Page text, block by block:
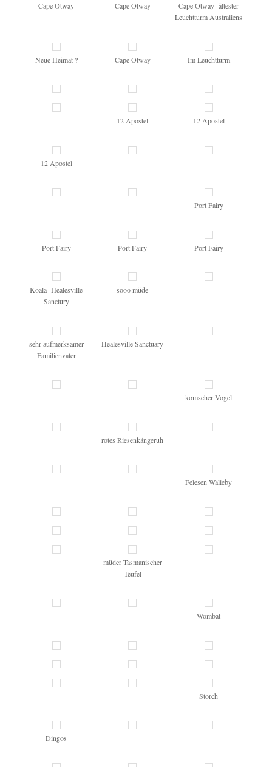
Cape Otway Cape Otway
Cape Otway -ältester
Leuchtturm Australiens
Neue Heimat ? Cape Otway Im Leuchtturm
12 Apostel 12 Apostel
12 Apostel
Port Fairy
Port Fairy Port Fairy Port Fairy
Koala -Healesville
Sanctury
sooo müde
sehr aufmerksamer
Familienvater
Healesville Sanctuary
komscher Vogel
rotes Riesenkängeruh
Felesen Walleby
müder Tasmanischer
Teufel
Wombat
Storch
Dingos